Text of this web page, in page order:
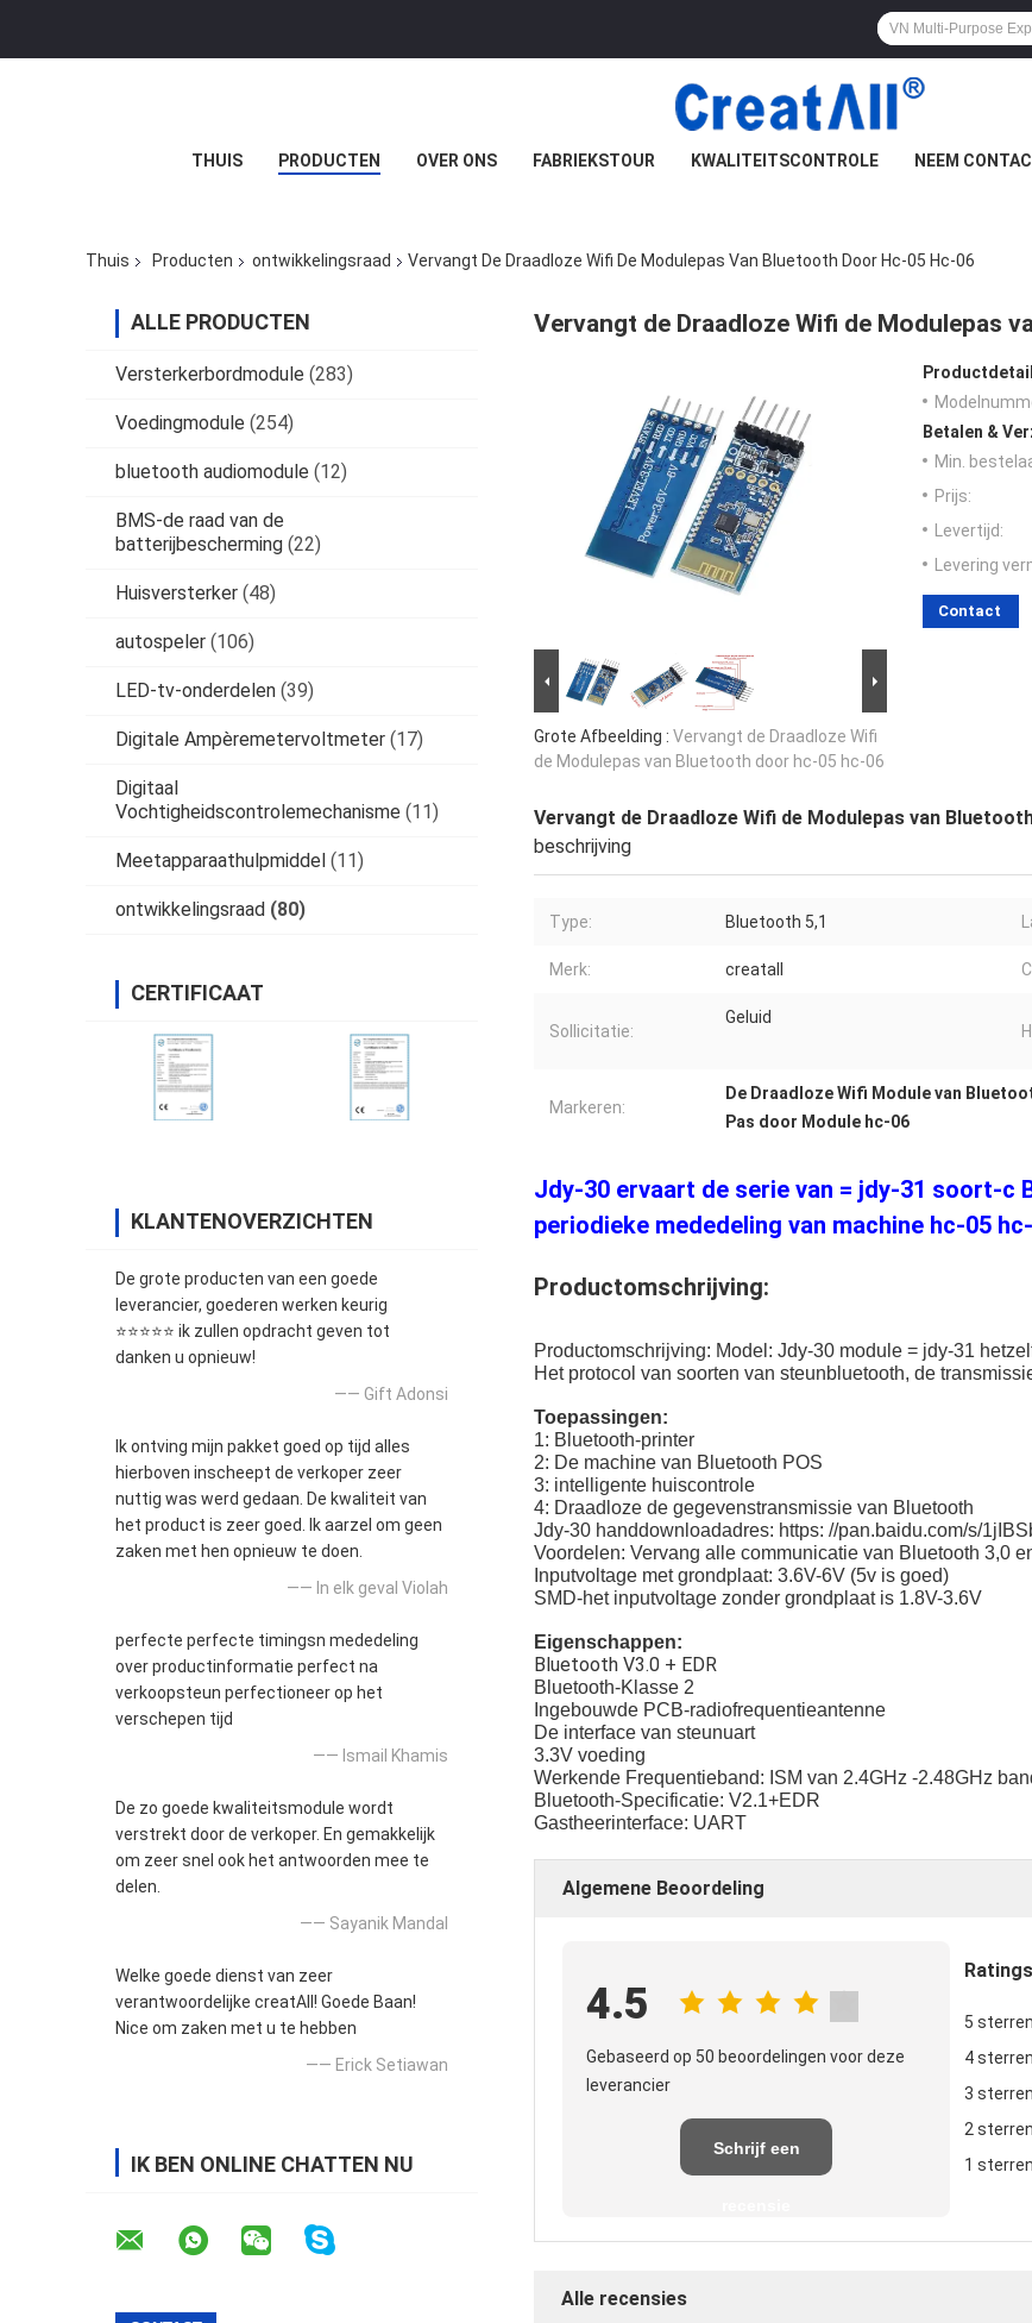
THUIS PRODUCTEN OVER ONS FABRIEKSTOUR KWALITEITSCONTROLE NEEM
Thuis Producten ontwikkelingsraad Vervangt De Draadloze Wifi De Modulepas Van Bluetooth Door Hc-05 Hc-06
ALLE PRODUCTEN
Versterkerbordmodule (283)
Voedingmodule (254)
bluetooth audiomodule (12)
BMS-de raad van de
batterijbescherming (22)
Huisversterker (48)
autospeler (106)
LED-tv-onderdelen (39)
Digitale Ampèremetervoltmeter (17)
Digitaal
Vochtigheidscontrolemechanisme (11)
Meetapparaathulpmiddel (11)
ontwikkelingsraad (80)
CERTIFICAAT
KLANTENOVERZICHTEN
De grote producten van een goede
leverancier, goederen werken keurig
⭐⭐⭐⭐⭐ ik zullen opdracht geven tot
danken u opnieuw!
—— Gift Adonsi
Ik ontving mijn pakket goed op tijd alles
hierboven inscheept de verkoper zeer
nuttig was werd gedaan. De kwaliteit van
het product is zeer goed. Ik aarzel om geen
zaken met hen opnieuw te doen.
—— In elk geval Violah
perfecte perfecte timingsn mededeling
over productinformatie perfect na
verkoopsteun perfectioneer op het
verschepen tijd
—— Ismail Khamis
De zo goede kwaliteitsmodule wordt
verstrekt door de verkoper. En gemakkelijk
om zeer snel ook het antwoorden mee te
delen.
—— Sayanik Mandal
Welke goede dienst van zeer
verantwoordelijke creatAll! Goede Baan!
Nice om zaken met u te hebben
—— Erick Setiawan
IK BEN ONLINE CHATTEN NU
Vervangt de Draadloze Wifi de Modulepas
Grote Afbeelding : Vervangt de Draadloze Wifi
de Modulepas van Bluetooth door hc-05 hc-06
Betalen &
Min.
Prijs:
Levertijd:
Levering
Contact
Vervangt de Draadloze Wifi de Modulepas van
beschrijving
Type: Bluetooth 5,1
Merk: creatall
Sollicitatie:
Geluid
Markeren:
De Draadloze Wifi Module van
Pas door Module hc-06
Jdy-30 ervaart de serie van = jdy-31 soort-c
periodieke mededeling van machine hc-05
Productomschrijving:
Productomschrijving: Model: Jdy-30 module = jdy-31
Het protocol van soorten van steunbluetooth, de
Toepassingen:
1: Bluetooth-printer
2: De machine van Bluetooth POS
3: intelligente huiscontrole
4: Draadloze de gegevenstransmissie van Bluetooth
Jdy-30 handdownloadadres: https: //pan.baidu.com/s/
Voordelen: Vervang alle communicatie van Bluetooth 3,0
Inputvoltage met grondplaat: 3.6V-6V (5v is goed)
SMD-het inputvoltage zonder grondplaat is 1.8V-3.6V
Eigenschappen:
Bluetooth V3.0 + EDR
Bluetooth-Klasse 2
Ingebouwde PCB-radiofrequentieantenne
De interface van steunuart
3.3V voeding
Werkende Frequentieband: ISM van 2.4GHz -2.48GHz
Bluetooth-Specificatie: V2.1+EDR
Gastheerinterface: UART
Algemene Beoordeling
4.5
Gebaseerd op 50 beoordelingen voor deze
leverancier
Schrijf een
5 sterren
4 sterren
3 sterren
2 sterren
1 sterren
Alle recensies